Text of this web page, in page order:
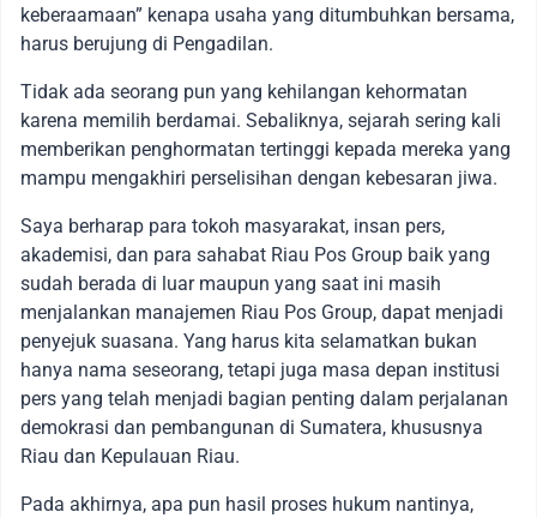
keberaamaan” kenapa usaha yang ditumbuhkan bersama,
harus berujung di Pengadilan.
Tidak ada seorang pun yang kehilangan kehormatan
karena memilih berdamai. Sebaliknya, sejarah sering kali
memberikan penghormatan tertinggi kepada mereka yang
mampu mengakhiri perselisihan dengan kebesaran jiwa.
Saya berharap para tokoh masyarakat, insan pers,
akademisi, dan para sahabat Riau Pos Group baik yang
sudah berada di luar maupun yang saat ini masih
menjalankan manajemen Riau Pos Group, dapat menjadi
penyejuk suasana. Yang harus kita selamatkan bukan
hanya nama seseorang, tetapi juga masa depan institusi
pers yang telah menjadi bagian penting dalam perjalanan
demokrasi dan pembangunan di Sumatera, khususnya
Riau dan Kepulauan Riau.
Pada akhirnya, apa pun hasil proses hukum nantinya,